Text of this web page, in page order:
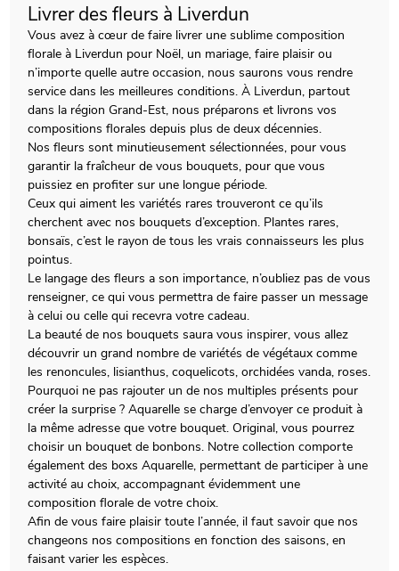
Livrer des fleurs à Liverdun
Vous avez à cœur de faire livrer une sublime composition
florale à Liverdun pour Noël, un mariage, faire plaisir ou
n’importe quelle autre occasion, nous saurons vous rendre
service dans les meilleures conditions. À Liverdun, partout
dans la région Grand-Est, nous préparons et livrons vos
compositions florales depuis plus de deux décennies.
Nos fleurs sont minutieusement sélectionnées, pour vous
garantir la fraîcheur de vous bouquets, pour que vous
puissiez en profiter sur une longue période.
Ceux qui aiment les variétés rares trouveront ce qu’ils
cherchent avec nos bouquets d’exception. Plantes rares,
bonsaïs, c’est le rayon de tous les vrais connaisseurs les plus
pointus.
Le langage des fleurs a son importance, n’oubliez pas de vous
renseigner, ce qui vous permettra de faire passer un message
à celui ou celle qui recevra votre cadeau.
La beauté de nos bouquets saura vous inspirer, vous allez
découvrir un grand nombre de variétés de végétaux comme
les renoncules, lisianthus, coquelicots, orchidées vanda, roses.
Pourquoi ne pas rajouter un de nos multiples présents pour
créer la surprise ? Aquarelle se charge d’envoyer ce produit à
la même adresse que votre bouquet. Original, vous pourrez
choisir un bouquet de bonbons. Notre collection comporte
également des boxs Aquarelle, permettant de participer à une
activité au choix, accompagnant évidemment une
composition florale de votre choix.
Afin de vous faire plaisir toute l’année, il faut savoir que nos
changeons nos compositions en fonction des saisons, en
faisant varier les espèces.